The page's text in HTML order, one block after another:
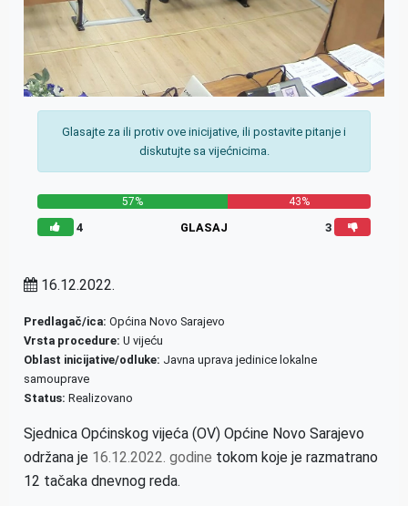
Glasajte za ili protiv ove inicijative, ili postavite pitanje i
diskutujte sa vijećnicima.
57% 43%
4 GLASAJ 3
16.12.2022.
Predlagač/ica: Općina Novo Sarajevo
Vrsta procedure: U vijeću
Oblast inicijative/odluke: Javna uprava jedinice lokalne
samouprave
Status: Realizovano
Sjednica Općinskog vijeća (OV) Općine Novo Sarajevo
održana je 16.12.2022. godine tokom koje je razmatrano
12 tačaka dnevnog reda.